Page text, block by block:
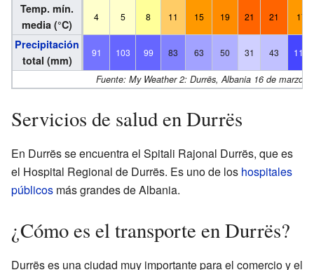
Temp. mín.
media (°C)
4 5 8 11 15 19 21 21 17
Precipitación
total (mm)
91 103 99 83 63 50 31 43 118
Fuente: My Weather 2: Durrës, Albania 16 de marzo
Servicios de salud en Durrës
En Durrës se encuentra el Spitali Rajonal Durrës, que es
el Hospital Regional de Durrës. Es uno de los hospitales
públicos más grandes de Albania.
¿Cómo es el transporte en Durrës?
Durrës es una ciudad muy importante para el comercio y el